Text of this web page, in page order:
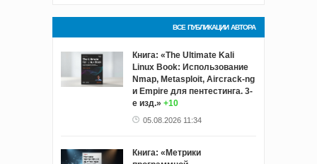
ВСЕ ПУБЛИКАЦИИ АВТОРА
Книга: «The Ultimate Kali
Linux Book: Использование
Nmap, Metasploit, Aircrack-ng
и Empire для пентестинга. 3-
е изд.» +10
05.08.2026 11:34
Книга: «Метрики